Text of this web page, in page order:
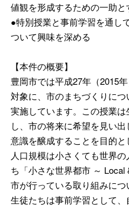
値観を形成するための一助と
●特別授業と事前学習を通し
ついて興味を深める
【本件の概要】
豊岡市では平成27年（2015
対象に、市のまちづくりに
実施しています。この授業
し、市の将来に希望を見い
意識を醸成することを目的と
人口規模は小さくても世界
ち「小さな世界都市 ～ Local
市が行っている取り組みにつ
生徒たちは事前学習として